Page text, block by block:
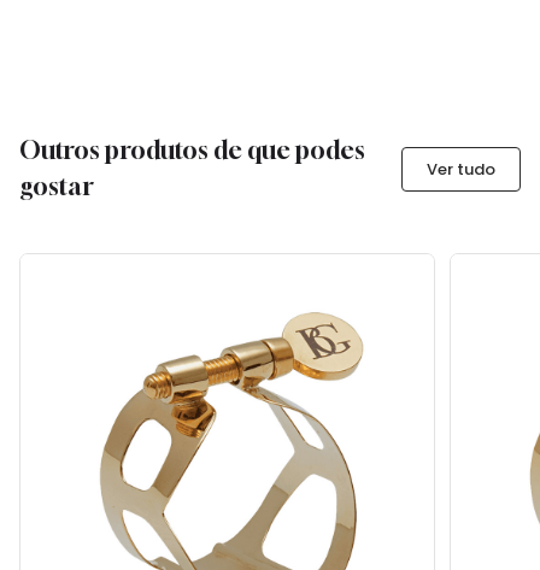
Outros produtos de que podes
gostar
Ver tudo